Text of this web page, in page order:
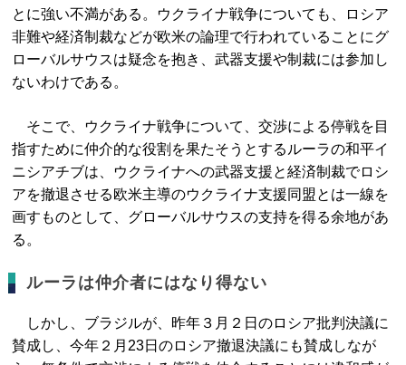
とに強い不満がある。ウクライナ戦争についても、ロシア
非難や経済制裁などが欧米の論理で行われていることにグ
ローバルサウスは疑念を抱き、武器支援や制裁には参加し
ないわけである。
そこで、ウクライナ戦争について、交渉による停戦を目
指すために仲介的な役割を果たそうとするルーラの和平イ
ニシアチブは、ウクライナへの武器支援と経済制裁でロシ
アを撤退させる欧米主導のウクライナ支援同盟とは一線を
画すものとして、グローバルサウスの支持を得る余地があ
る。
ルーラは仲介者にはなり得ない
しかし、ブラジルが、昨年３月２日のロシア批判決議に
賛成し、今年２月23日のロシア撤退決議にも賛成しなが